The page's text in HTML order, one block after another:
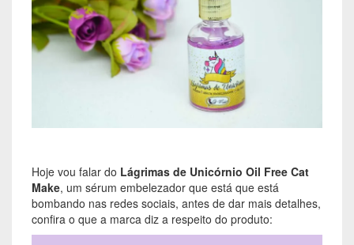
Hoje vou falar do Lágrimas de Unicórnio Oil Free Cat
Make, um sérum embelezador que está que está
bombando nas redes sociais, antes de dar mais detalhes,
confira o que a marca diz a respeito do produto: